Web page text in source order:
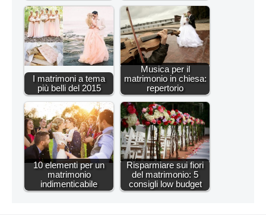
I matrimoni a tema
più belli del 2015
Musica per il
matrimonio in chiesa:
repertorio
10 elementi per un
matrimonio
indimenticabile
Risparmiare sui fiori
del matrimonio: 5
consigli low budget